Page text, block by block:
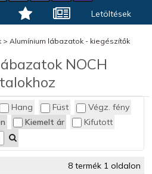
Letöltések
> Alumínium lábazatok - kiegészítők
NOCH
Hang Füst
Végz. fény
Kiemelt ár Kifutott
8 termék 1 oldalon